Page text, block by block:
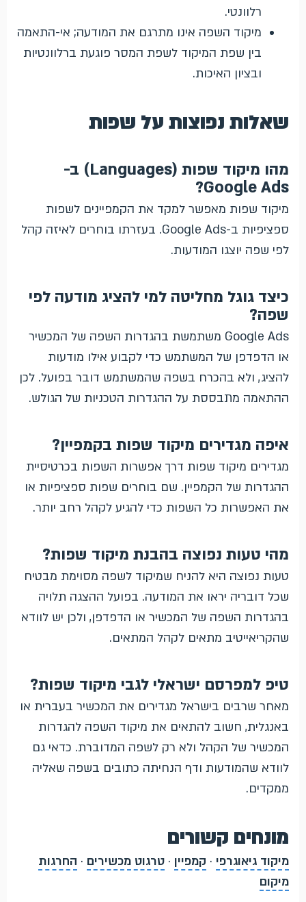
רלוונטי.
מיקוד השפה אינו מתרגם את המודעה; אי-התאמה
בין שפת המיקוד לשפת המסר פוגעת ברלוונטיות
ובציון האיכות.
שאלות נפוצות על שפות
מהו מיקוד שפות (Languages) ב-
Google Ads?
מיקוד שפות מאפשר למקד את הקמפיינים לשפות
ספציפיות ב-Google Ads. בעזרתו בוחרים לאיזה קהל
לפי שפה יוצגו המודעות.
כיצד גוגל מחליטה למי להציג מודעה לפי
שפה?
Google Ads משתמשת בהגדרות השפה של המכשיר
או הדפדפן של המשתמש כדי לקבוע אילו מודעות
להציג, ולא בהכרח בשפה שהמשתמש דובר בפועל. לכן
ההתאמה מתבססת על ההגדרות הטכניות של הגולש.
איפה מגדירים מיקוד שפות בקמפיין?
מגדירים מיקוד שפות דרך אפשרות השפות בכרטיסיית
ההגדרות של הקמפיין. שם בוחרים שפות ספציפיות או
את האפשרות כל השפות כדי להגיע לקהל רחב יותר.
מהי טעות נפוצה בהבנת מיקוד שפות?
טעות נפוצה היא להניח שמיקוד לשפה מסוימת מבטיח
שכל דובריה יראו את המודעה. בפועל ההצגה תלויה
בהגדרות השפה של המכשיר או הדפדפן, ולכן יש לוודא
שהקריאייטיב מתאים לקהל המתאים.
טיפ למפרסם ישראלי לגבי מיקוד שפות?
מאחר שרבים בישראל מגדירים את המכשיר בעברית או
באנגלית, חשוב להתאים את מיקוד השפה להגדרות
המכשיר של הקהל ולא רק לשפה המדוברת. כדאי גם
לוודא שהמודעות ודף הנחיתה כתובים בשפה שאליה
ממקדים.
מונחים קשורים
מיקוד גיאוגרפי · קמפיין · טרגוט מכשירים · החרגות
מיקום